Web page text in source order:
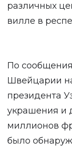
различных
вилле в
По
Швейцарии
президента
украшения и
миллионов
было